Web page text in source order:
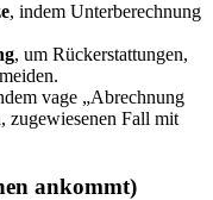
, indem Unterberechnung
, um Rückerstattungen,
vage „Abrechnung
zugewiesenen Fall mit
ankommt)